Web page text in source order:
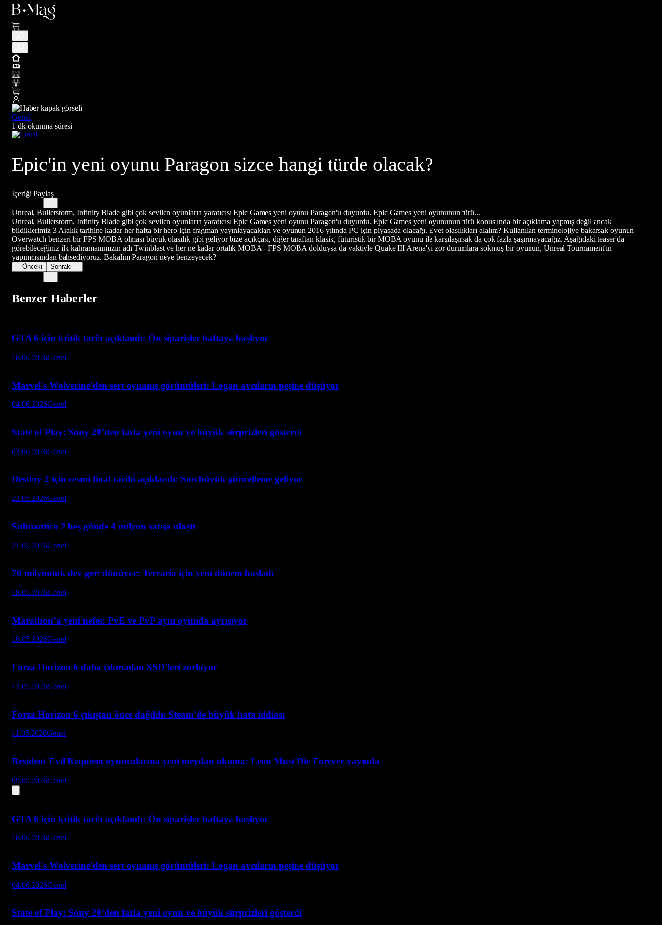
Genel
1 dk okunma süresi
Epic'in yeni oyunu Paragon sizce hangi türde olacak?
İçeriği Paylaş
Unreal, Bulletstorm, Infinity Blade gibi çok sevilen oyunların yaratıcısı Epic Games yeni oyunu Paragon'u duyurdu. Epic Games yeni oyununun türü...
Unreal, Bulletstorm, Infinity Blade gibi çok sevilen oyunların yaratıcısı Epic Games yeni oyunu Paragon'u duyurdu. Epic Games yeni oyununun türü konusunda bir açıklama yapmış değil ancak
bildiklerimiz 3 Aralık tarihine kadar her hafta bir hero için fragman yayınlayacakları ve oyunun 2016 yılında PC için piyasada olacağı. Evet olasılıkları alalım? Kullanılan terminolojiye bakarsak oyunun
Overwatch benzeri bir FPS MOBA olması büyük olasılık gibi geliyor bize açıkçası, diğer taraftan klasik, füturistik bir MOBA oyunu ile karşılaşırsak da çok fazla şaşırmayacağız. Aşağıdaki teaser'da
görebileceğiniz ilk kahramanımızın adı Twinblast ve her ne kadar ortalık MOBA - FPS MOBA dolduysa da vaktiyle Quake III Arena'yı zor durumlara sokmuş bir oyunun, Unreal Tournament'ın
yapımcısından bahsediyoruz. Bakalım Paragon neye benzeyecek?
Önceki Sonraki
Benzer Haberler
GTA 6 için kritik tarih açıklandı: Ön siparişler haftaya başlıyor
18.06.2026Genel
Marvel's Wolverine'den sert oynanış görüntüleri: Logan avcıların peşine düşüyor
04.06.2026Genel
State of Play: Sony 20’den fazla yeni oyun ve büyük sürprizleri gösterdi
03.06.2026Genel
Destiny 2 için resmi final tarihi açıklandı: Son büyük güncelleme geliyor
22.05.2026Genel
Subnautica 2 beş günde 4 milyon satışa ulaştı
21.05.2026Genel
70 milyonluk dev geri dönüyor: Terraria için yeni dönem başladı
18.05.2026Genel
Marathon’a yeni nefes: PvE ve PvP aynı oyunda ayrışıyor
16.05.2026Genel
Forza Horizon 6 daha çıkmadan SSD’leri zorluyor
13.05.2026Genel
Forza Horizon 6 çıkıştan önce dağıldı: Steam’de büyük hata iddiası
11.05.2026Genel
Resident Evil Requiem oyuncularına yeni meydan okuma: Leon Must Die Forever yayında
09.05.2026Genel
GTA 6 için kritik tarih açıklandı: Ön siparişler haftaya başlıyor
18.06.2026Genel
Marvel's Wolverine'den sert oynanış görüntüleri: Logan avcıların peşine düşüyor
04.06.2026Genel
State of Play: Sony 20’den fazla yeni oyun ve büyük sürprizleri gösterdi